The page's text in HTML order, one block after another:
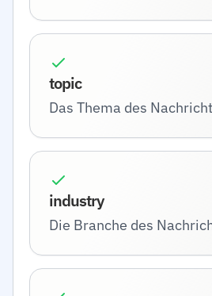
topic
Das Thema des
industry
Die Branche des